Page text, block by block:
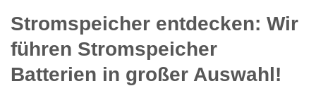
Stromspeicher entdecken: Wir
führen Stromspeicher
Batterien in großer Auswahl!